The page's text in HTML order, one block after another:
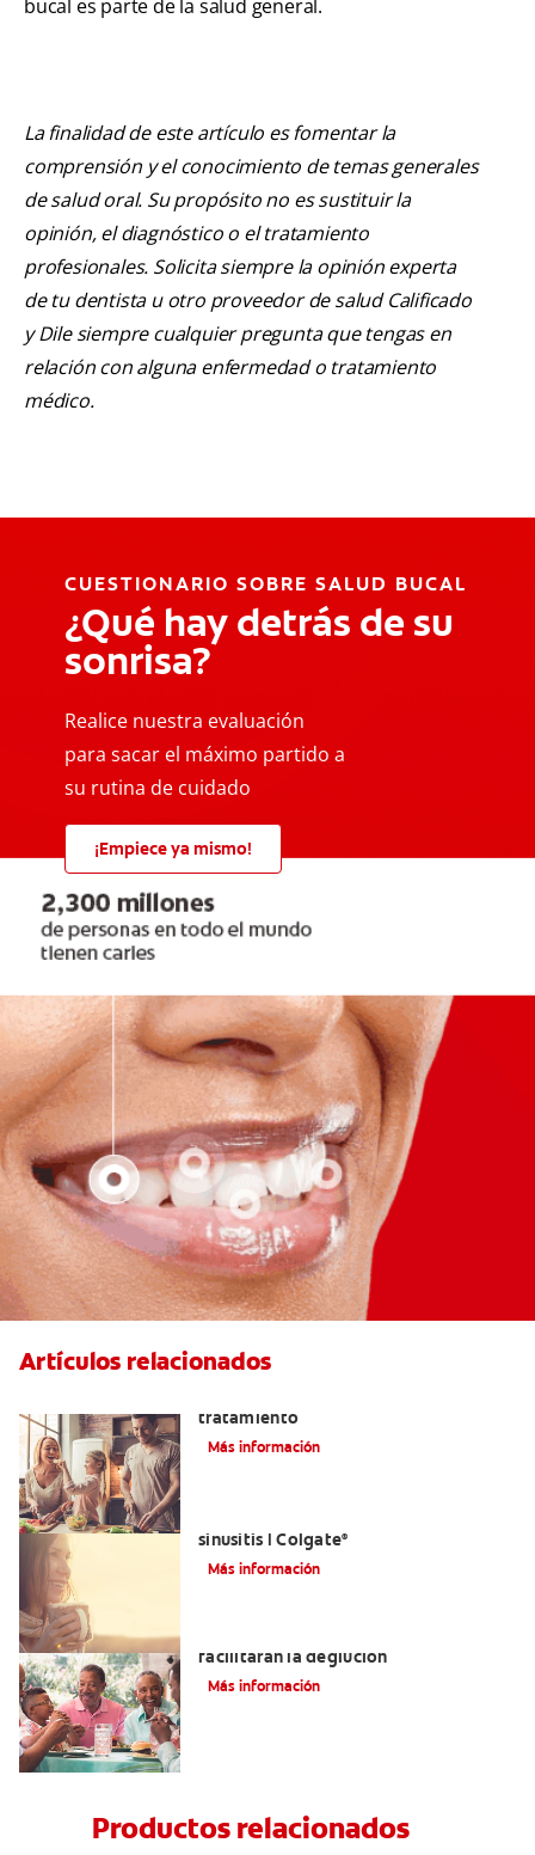
bucal es parte de la salud general.
La finalidad de este artículo es fomentar la
comprensión y el conocimiento de temas generales
de salud oral. Su propósito no es sustituir la
opinión, el diagnóstico o el tratamiento
profesionales. Solicita siempre la opinión experta
de tu dentista u otro proveedor de salud Calificado
y Dile siempre cualquier pregunta que tengas en
relación con alguna enfermedad o tratamiento
médico.
CUESTIONARIO SOBRE SALUD BUCAL
¿Qué hay detrás de su
sonrisa?
Realice nuestra evaluación
para sacar el máximo partido a
su rutina de cuidado
¡Empiece ya mismo!
Artículos relacionados
tratamiento
Más información
sinusitis | Colgate®
Más información
facilitarán la deglución
Más información
Productos relacionados